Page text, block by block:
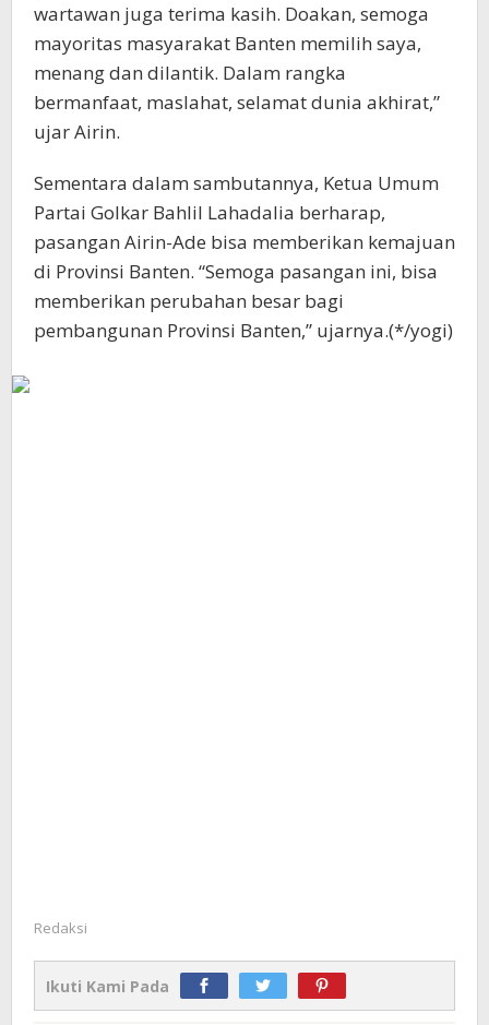
wartawan juga terima kasih. Doakan, semoga
mayoritas masyarakat Banten memilih saya,
menang dan dilantik. Dalam rangka
bermanfaat, maslahat, selamat dunia akhirat,”
ujar Airin.
Sementara dalam sambutannya, Ketua Umum
Partai Golkar Bahlil Lahadalia berharap,
pasangan Airin-Ade bisa memberikan kemajuan
di Provinsi Banten. “Semoga pasangan ini, bisa
memberikan perubahan besar bagi
pembangunan Provinsi Banten,” ujarnya.(*/yogi)
Redaksi
Ikuti Kami Pada